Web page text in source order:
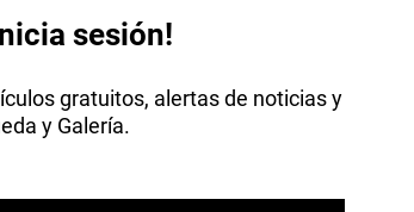
sesión!
gratuitos, alertas de noticias y
y Galería.